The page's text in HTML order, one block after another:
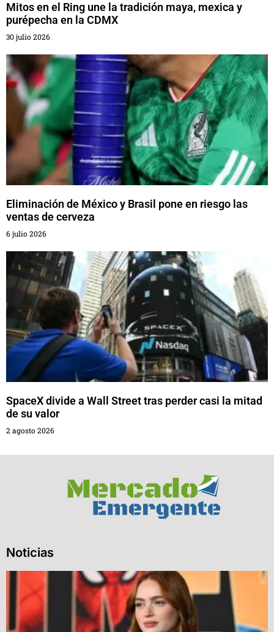
Mitos en el Ring une la tradición maya, mexica y
purépecha en la CDMX
30 julio 2026
Eliminación de México y Brasil pone en riesgo las
ventas de cerveza
6 julio 2026
SpaceX divide a Wall Street tras perder casi la mitad
de su valor
2 agosto 2026
Noticias